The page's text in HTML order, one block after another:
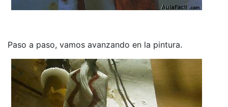
Paso a paso, vamos avanzando en la pintura.